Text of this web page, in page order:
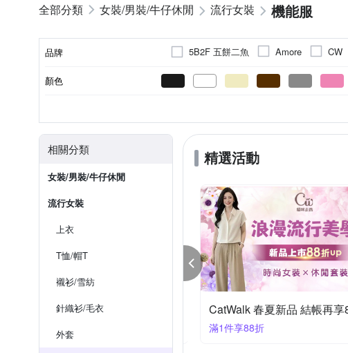
女裝/男裝/牛仔休閒 流行女裝 機能服
品牌 5B2F 五餅二魚 Amore CW
KISSDIAMOND
K.W. La
顏色
相關分類
女裝/男裝/牛仔休閒
流行女裝
上衣
T恤/帽T
襯衫/雪紡
針織衫/毛衣
外套
精選活動
CatWalk 春夏新品 結帳再享
滿1件享88折